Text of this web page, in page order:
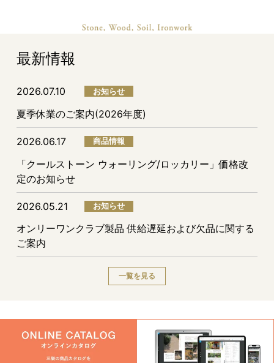
最新情報
2026.07.10 お知らせ
夏季休業のご案内(2026年度)
2026.06.17 商品情報
「クールストーン ウォーリング/ロッカリー」価格改
定のお知らせ
2026.05.21 お知らせ
オンリーワンクラブ製品 供給遅延および欠品に関する
ご案内
一覧を見る